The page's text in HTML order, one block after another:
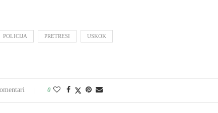
POLICIJA PRETRESI USKOK
0